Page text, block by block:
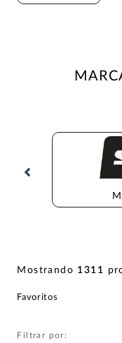
Mostrando 1311
Filtrar por: